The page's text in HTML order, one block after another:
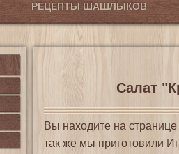
РЕЦЕПТЫ ШАШЛЫКОВ
Салат
Вы находите на странице
так же мы приготовили